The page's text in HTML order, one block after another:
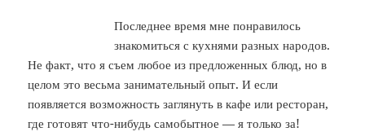
Последнее время мне понравилось
знакомиться с кухнями разных народов.
Не факт, что я съем любое из предложенных блюд, но в
целом это весьма занимательный опыт. И если
появляется возможность заглянуть в кафе или ресторан,
где готовят что-нибудь самобытное — я только за!